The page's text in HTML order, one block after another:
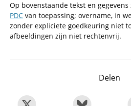
Op bovenstaande tekst en gegevens
PDC van toepassing; overname, in
zonder expliciete goedkeuring niet
afbeeldingen zijn niet rechtenvrij.
Delen